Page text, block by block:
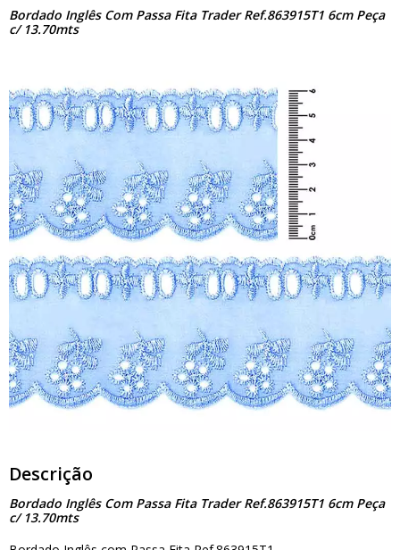
Bordado Inglês Com Passa Fita Trader Ref.863915T1 6cm Peça
c/ 13.70mts
Descrição
Bordado Inglês Com Passa Fita Trader Ref.863915T1 6cm Peça
c/ 13.70mts